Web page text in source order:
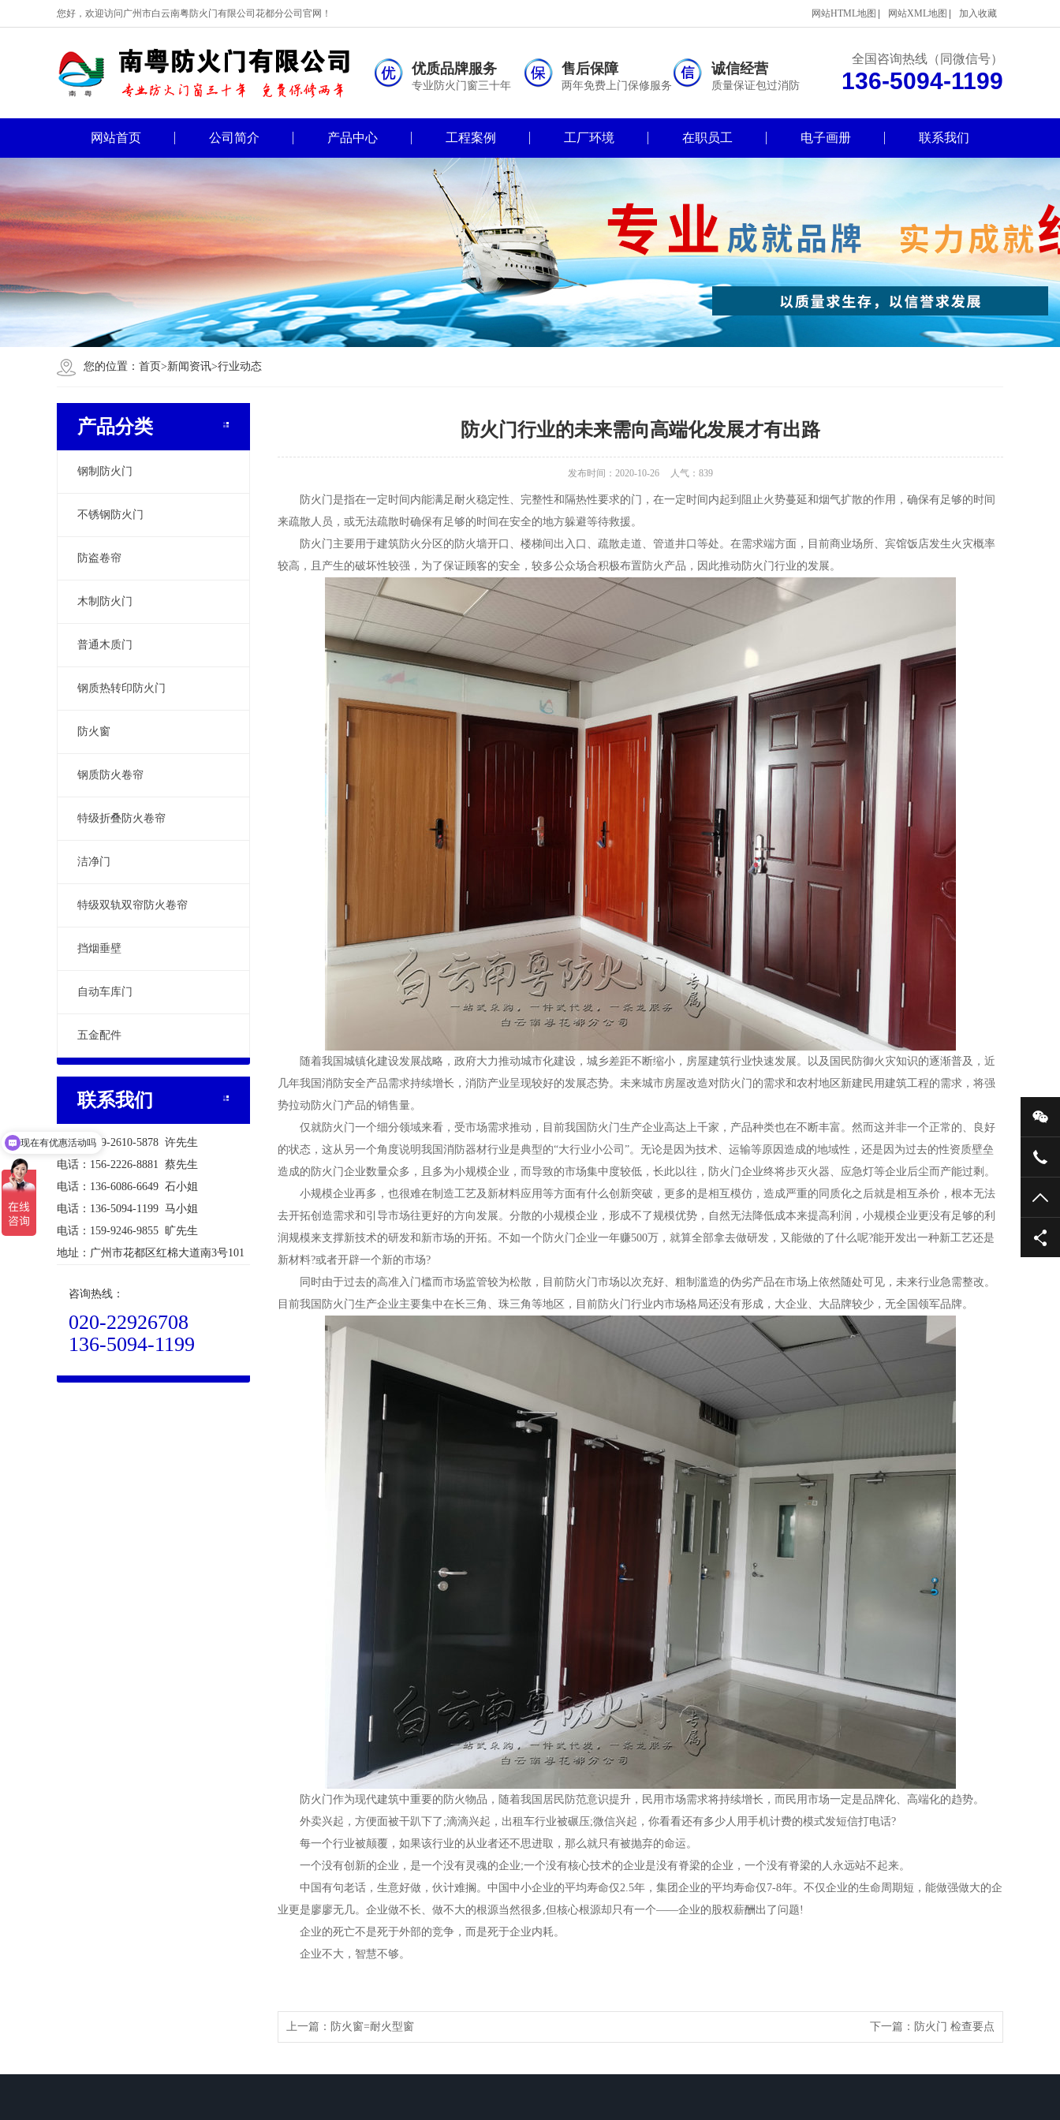
网站HTML地图 网站XML地图 加入收藏
您好，欢迎访问广州市白云南粤防火门有限公司花都分公司官网！
优质品牌服务
专业防火门窗三十年
售后保障
两年免费上门保修服务
诚信经营
质量保证包过消防
全国咨询热线（同微信号）
136-5094-1199
网站首页 公司简介 产品中心 工程案例 工厂环境 在职员工 电子画册 联系我们
您的位置： 首页>新闻资讯>行业动态
产品分类
钢制防火门
不锈钢防火门
防盗卷帘
木制防火门
普通木质门
钢质热转印防火门
防火窗
钢质防火卷帘
特级折叠防火卷帘
洁净门
特级双轨双帘防火卷帘
挡烟垂壁
自动车库门
五金配件
联系我们
电话：139-2610-5878 许先生
电话：156-2226-8881 蔡先生
电话：136-6086-6649 石小姐
电话：136-5094-1199 马小姐
电话：159-9246-9855 旷先生
地址：广州市花都区红棉大道南3号101
咨询热线：
020-22926708
136-5094-1199
防火门行业的未来需向高端化发展才有出路
发布时间：2020-10-26 人气： 839
防火门是指在一定时间内能满足耐火稳定性、完整性和隔热性要求的门，在一定时间内起到阻止火势蔓延和烟气扩散的作用，确保有足够的时间
来疏散人员，或无法疏散时确保有足够的时间在安全的地方躲避等待救援。
防火门主要用于建筑防火分区的防火墙开口、楼梯间出入口、疏散走道、管道井口等处。在需求端方面，目前商业场所、宾馆饭店发生火灾概率
较高，且产生的破坏性较强，为了保证顾客的安全，较多公众场合积极布置防火产品，因此推动防火门行业的发展。
随着我国城镇化建设发展战略，政府大力推动城市化建设，城乡差距不断缩小，房屋建筑行业快速发展。以及国民防御火灾知识的逐渐普及，近
几年我国消防安全产品需求持续增长，消防产业呈现较好的发展态势。未来城市房屋改造对防火门的需求和农村地区新建民用建筑工程的需求，将强
势拉动防火门产品的销售量。
仅就防火门一个细分领域来看，受市场需求推动，目前我国防火门生产企业高达上千家，产品种类也在不断丰富。然而这并非一个正常的、良好
的状态，这从另一个角度说明我国消防器材行业是典型的“大行业小公司”。无论是因为技术、运输等原因造成的地域性，还是因为过去的性资质壁垒
造成的防火门企业数量众多，且多为小规模企业，而导致的市场集中度较低，长此以往，防火门企业终将步灭火器、应急灯等企业后尘而产能过剩。
小规模企业再多，也很难在制造工艺及新材料应用等方面有什么创新突破，更多的是相互模仿，造成严重的同质化之后就是相互杀价，根本无法
去开拓创造需求和引导市场往更好的方向发展。分散的小规模企业，形成不了规模优势，自然无法降低成本来提高利润，小规模企业更没有足够的利
润规模来支撑新技术的研发和新市场的开拓。不如一个防火门企业一年赚500万，就算全部拿去做研发，又能做的了什么呢?能开发出一种新工艺还是
新材料?或者开辟一个新的市场?
同时由于过去的高准入门槛而市场监管较为松散，目前防火门市场以次充好、粗制滥造的伪劣产品在市场上依然随处可见，未来行业急需整改。
目前我国防火门生产企业主要集中在长三角、珠三角等地区，目前防火门行业内市场格局还没有形成，大企业、大品牌较少，无全国领军品牌。
防火门作为现代建筑中重要的防火物品，随着我国居民防范意识提升，民用市场需求将持续增长，而民用市场一定是品牌化、高端化的趋势。
外卖兴起，方便面被干趴下了;滴滴兴起，出租车行业被碾压;微信兴起，你看看还有多少人用手机计费的模式发短信打电话?
每一个行业被颠覆，如果该行业的从业者还不思进取，那么就只有被抛弃的命运。
一个没有创新的企业，是一个没有灵魂的企业;一个没有核心技术的企业是没有脊梁的企业，一个没有脊梁的人永远站不起来。
中国有句老话，生意好做，伙计难搁。中国中小企业的平均寿命仅2.5年，集团企业的平均寿命仅7-8年。不仅企业的生命周期短，能做强做大的企
业更是廖廖无几。企业做不长、做不大的根源当然很多,但核心根源却只有一个——企业的股权薪酬出了问题!
企业的死亡不是死于外部的竞争，而是死于企业内耗。
企业不大，智慧不够。
上一篇： 防火窗=耐火型窗 下一篇： 防火门 检查要点
微
现在有优惠活动吗